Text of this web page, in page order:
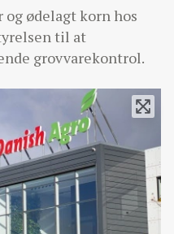
og ødelagt korn hos
til at
grovvarekontrol.